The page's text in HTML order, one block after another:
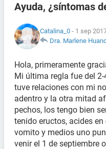
Ayuda, ¿síntomas
Catalina_0 - 1 sep
Dra. Marlene
Hola, primeramente
Mi última regla fue del
tuve relaciones con mi
adentro y la otra mitad
pechos, los tengo bien
tenido eructos, acides
vomito y medios uno
venir el 1 de septiembre